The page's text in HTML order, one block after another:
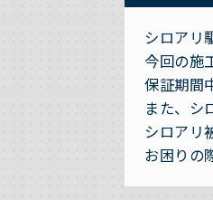
シロアリ
今回の施
保証期間
また、シ
シロアリ
お困りの